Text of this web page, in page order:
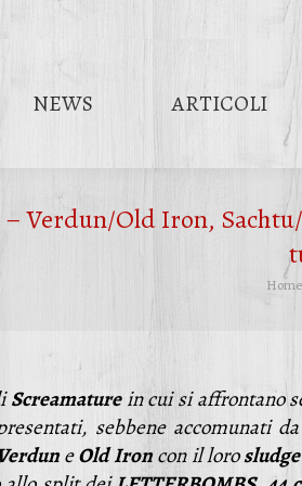
NEWS ARTICOLI
– Verdun/Old Iron,
Tu
Home
Screamaturein cui si affrontano
sebbene accomunati
eOldIroncon il lorosludge